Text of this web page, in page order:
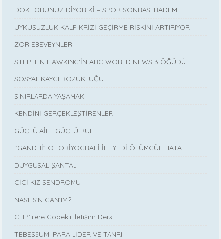
DOKTORUNUZ DİYOR Kİ – SPOR SONRASI BADEM
UYKUSUZLUK KALP KRİZİ GEÇİRME RİSKİNİ ARTIRIYOR
ZOR EBEVEYNLER
STEPHEN HAWKING‘İN ABC WORLD NEWS 3 ÖĞÜDÜ
SOSYAL KAYGI BOZUKLUĞU
SINIRLARDA YAŞAMAK
KENDİNİ GERÇEKLEŞTİRENLER
GÜÇLÜ AİLE GÜÇLÜ RUH
“GANDHİ” OTOBİYOGRAFİ İLE YEDİ ÖLÜMCÜL HATA
DUYGUSAL ŞANTAJ
CİCİ KIZ SENDROMU
NASILSIN CAN’IM?
CHP'lilere Göbekli İletişim Dersi
TEBESSÜM: PARA LİDER VE TANRI